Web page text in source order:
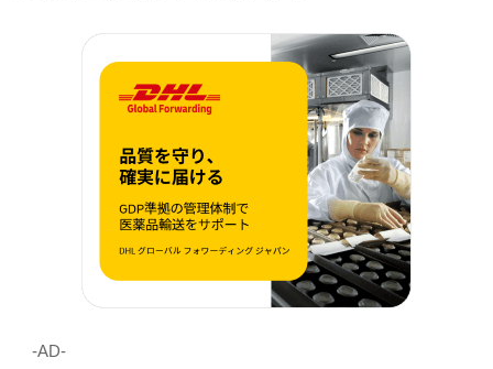
‐AD‐